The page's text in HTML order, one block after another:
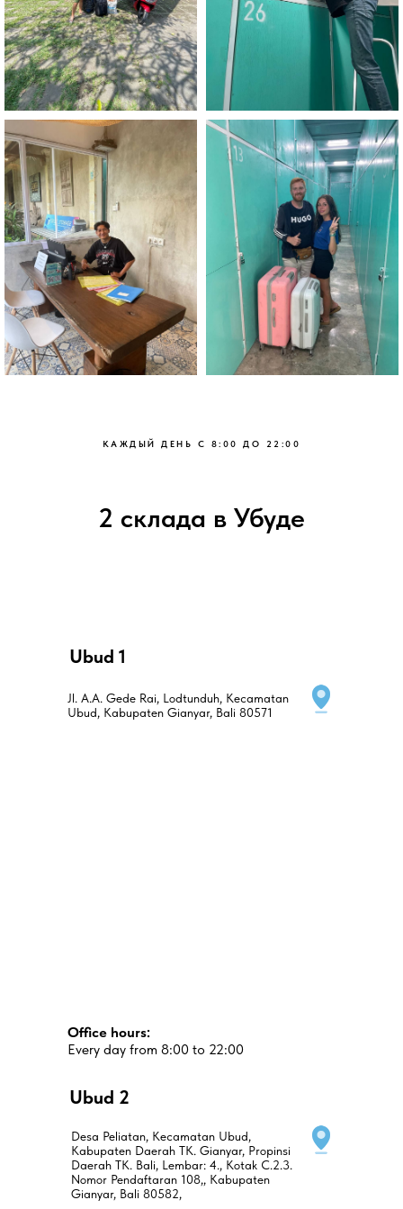
КАЖДЫЙ ДЕНЬ С 8:00 ДО 22:00
2 склада в Убуде
Ubud 2
Desa Peliatan, Kecamatan Ubud,
Kabupaten Daerah TK. Gianyar, Propinsi
Daerah TK. Bali, Lembar: 4., Kotak C.2.3.
Nomor Pendaftaran 108,, Kabupaten
Gianyar, Bali 80582,
Ubud 1
Jl. A.A. Gede Rai, Lodtunduh, Kecamatan
Ubud, Kabupaten Gianyar, Bali 80571
Office hours:
Every day from 8:00 to 22:00